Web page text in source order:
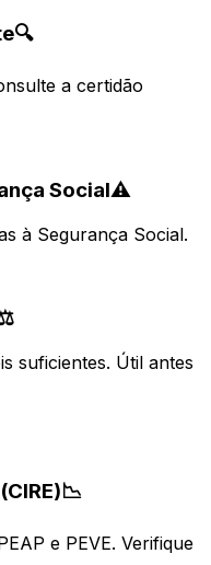
🔍
a certidão
Social⚠️
à Segurança Social.
suficientes. Útil antes
📉
e PEVE. Verifique